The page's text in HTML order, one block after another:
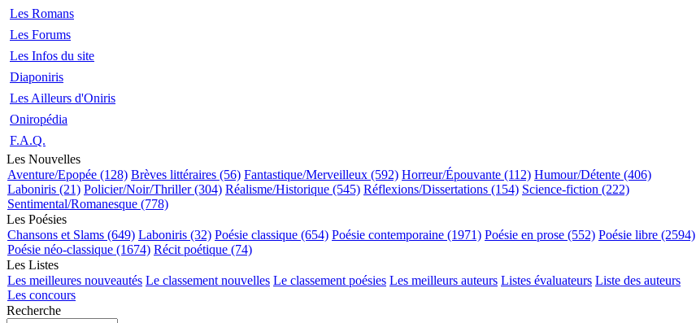
Les Romans
Les Forums
Les Infos du site
Diaponiris
Les Ailleurs d'Oniris
Oniropédia
F.A.Q.
Les Nouvelles
Aventure/Epopée (128) Brèves littéraires (56) Fantastique/Merveilleux (592) Horreur/Épouvante (112) Humour/Détente (406)
Laboniris (21) Policier/Noir/Thriller (304) Réalisme/Historique (545) Réflexions/Dissertations (154) Science-fiction (222)
Sentimental/Romanesque (778)
Les Poésies
Chansons et Slams (649) Laboniris (32) Poésie classique (654) Poésie contemporaine (1971) Poésie en prose (552) Poésie libre (2594)
Poésie néo-classique (1674) Récit poétique (74)
Les Listes
Les meilleures nouveautés Le classement nouvelles Le classement poésies Les meilleurs auteurs Listes évaluateurs Liste des auteurs
Les concours
Recherche